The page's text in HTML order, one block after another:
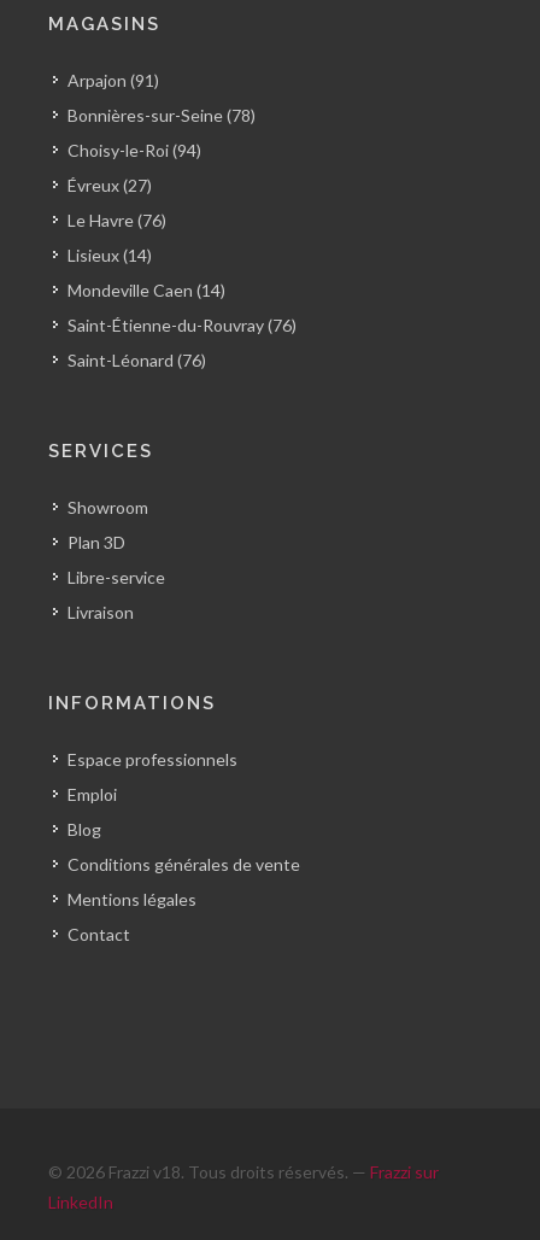
MAGASINS
Arpajon (91)
Bonnières-sur-Seine (78)
Choisy-le-Roi (94)
Évreux (27)
Le Havre (76)
Lisieux (14)
Mondeville Caen (14)
Saint-Étienne-du-Rouvray (76)
Saint-Léonard (76)
SERVICES
Showroom
Plan 3D
Libre-service
Livraison
INFORMATIONS
Espace professionnels
Emploi
Blog
Conditions générales de vente
Mentions légales
Contact
© 2026 Frazzi v18. Tous droits réservés. — Frazzi sur
LinkedIn